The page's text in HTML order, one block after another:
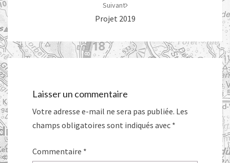
Suivant
Projet 2019
Laisser un commentaire
Votre adresse e-mail ne sera pas publiée. Les
champs obligatoires sont indiqués avec *
Commentaire *